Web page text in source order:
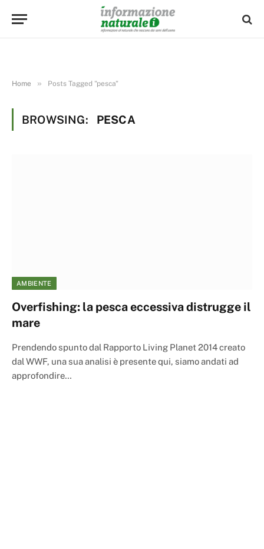
Home » Posts Tagged "pesca"
BROWSING: PESCA
AMBIENTE
Overfishing: la pesca eccessiva distrugge il
mare
Prendendo spunto dal Rapporto Living Planet 2014 creato
dal WWF, una sua analisi è presente qui, siamo andati ad
approfondire…